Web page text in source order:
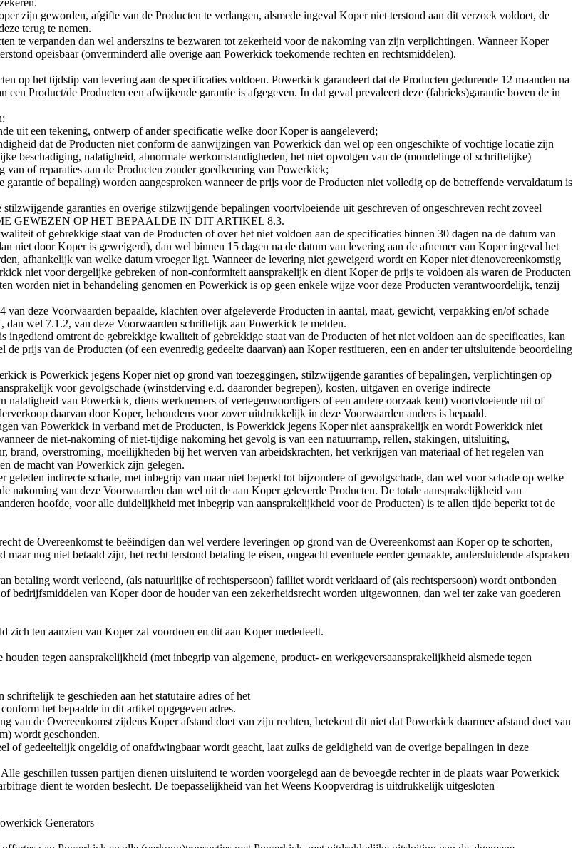
zijn geworden, afgifte van de Producten te verlangen, alsmede ingeval Koper niet terstond aan dit verzoek voldoet, de
terug te nemen.
te verpanden dan wel anderszins te bezwaren tot zekerheid voor de nakoming van zijn verplichtingen. Wanneer Koper
opeisbaar (onverminderd alle overige aan Powerkick toekomende rechten en rechtsmiddelen).
op het tijdstip van levering aan de specificaties voldoen. Powerkick garandeert dat de Producten gedurende 12 maanden na
Product/de Producten een afwijkende garantie is afgegeven. In dat geval prevaleert deze (fabrieks)garantie boven de in
uit een tekening, ontwerp of ander specificatie welke door Koper is aangeleverd;
dat de Producten niet conform de aanwijzingen van Powerkick dan wel op een ongeschikte of vochtige locatie zijn
beschadiging, nalatigheid, abnormale werkomstandigheden, het niet opvolgen van de (mondelinge of schriftelijke)
of reparaties aan de Producten zonder goedkeuring van Powerkick;
of bepaling) worden aangesproken wanneer de prijs voor de Producten niet volledig op de betreffende vervaldatum is
garanties en overige stilzwijgende bepalingen voortvloeiende uit geschreven of ongeschreven recht zoveel
GEWEZEN OP HET BEPAALDE IN DIT ARTIKEL 8.3.
of gebrekkige staat van de Producten of over het niet voldoen aan de specificaties binnen 30 dagen na de datum van
niet door Koper is geweigerd), dan wel binnen 15 dagen na de datum van levering aan de afnemer van Koper ingeval het
afhankelijk van welke datum vroeger ligt. Wanneer de levering niet geweigerd wordt en Koper niet dienovereenkomstig
niet voor dergelijke gebreken of non-conformiteit aansprakelijk en dient Koper de prijs te voldoen als waren de Producten
worden niet in behandeling genomen en Powerkick is op geen enkele wijze voor deze Producten verantwoordelijk, tenzij
deze Voorwaarden bepaalde, klachten over afgeleverde Producten in aantal, maat, gewicht, verpakking en/of schade
wel 7.1.2, van deze Voorwaarden schriftelijk aan Powerkick te melden.
omtrent de gebrekkige kwaliteit of gebrekkige staat van de Producten of het niet voldoen aan de specificaties, kan
prijs van de Producten (of een evenredig gedeelte daarvan) aan Koper restitueren, een en ander ter uitsluitende beoordeling
is Powerkick jegens Koper niet op grond van toezeggingen, stilzwijgende garanties of bepalingen, verplichtingen op
voor gevolgschade (winstderving e.d. daaronder begrepen), kosten, uitgaven en overige indirecte
nalatigheid van Powerkick, diens werknemers of vertegenwoordigers of een andere oorzaak kent) voortvloeiende uit of
daarvan door Koper, behoudens voor zover uitdrukkelijk in deze Voorwaarden anders is bepaald.
van Powerkick in verband met de Producten, is Powerkick jegens Koper niet aansprakelijk en wordt Powerkick niet
de niet-nakoming of niet-tijdige nakoming het gevolg is van een natuurramp, rellen, stakingen, uitsluiting,
brand, overstroming, moeilijkheden bij het werven van arbeidskrachten, het verkrijgen van materiaal of het regelen van
de macht van Powerkick zijn gelegen.
indirecte schade, met inbegrip van maar niet beperkt tot bijzondere of gevolgschade, dan wel voor schade op welke
van deze Voorwaarden dan wel uit de aan Koper geleverde Producten. De totale aansprakelijkheid van
hoofde, voor alle duidelijkheid met inbegrip van aansprakelijkheid voor de Producten) is te allen tijde beperkt tot de
de Overeenkomst te beëindigen dan wel verdere leveringen op grond van de Overeenkomst aan Koper op te schorten,
nog niet betaald zijn, het recht terstond betaling te eisen, ongeacht eventuele eerder gemaakte, andersluidende afspraken
betaling wordt verleend, (als natuurlijke of rechtspersoon) failliet wordt verklaard of (als rechtspersoon) wordt ontbonden
bedrijfsmiddelen van Koper door de houder van een zekerheidsrecht worden uitgewonnen, dan wel ter zake van goederen
ten aanzien van Koper zal voordoen en dit aan Koper mededeelt.
tegen aansprakelijkheid (met inbegrip van algemene, product- en werkgeversaansprakelijkheid alsmede tegen
te geschieden aan het statutaire adres of het
het bepaalde in dit artikel opgegeven adres.
van de Overeenkomst zijdens Koper afstand doet van zijn rechten, betekent dit niet dat Powerkick daarmee afstand doet van
wordt geschonden.
of gedeeltelijk ongeldig of onafdwingbaar wordt geacht, laat zulks de geldigheid van de overige bepalingen in deze
geschillen tussen partijen dienen uitsluitend te worden voorgelegd aan de bevoegde rechter in de plaats waar Powerkick
dient te worden beslecht. De toepasselijkheid van het Weens Koopverdrag is uitdrukkelijk uitgesloten
Generators